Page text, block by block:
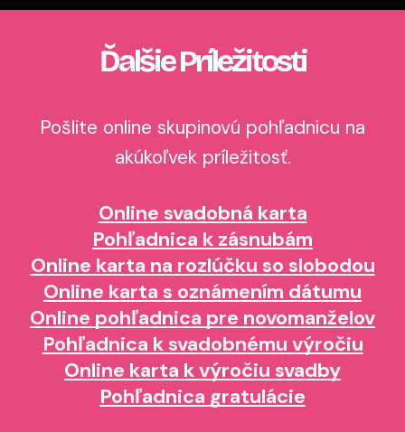
Ďalšie Príležitosti
Pošlite online skupinovú pohľadnicu na
akúkoľvek príležitosť.
Online svadobná karta
Pohľadnica k zásnubám
Online karta na rozlúčku so slobodou
Online karta s oznámením dátumu
Online pohľadnica pre novomanželov
Pohľadnica k svadobnému výročiu
Online karta k výročiu svadby
Pohľadnica gratulácie